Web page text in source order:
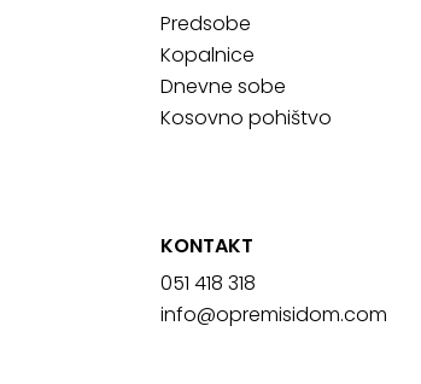
Predsobe
Kopalnice
Dnevne sobe
Kosovno pohištvo
KONTAKT
051 418 318
info@opremisidom.com